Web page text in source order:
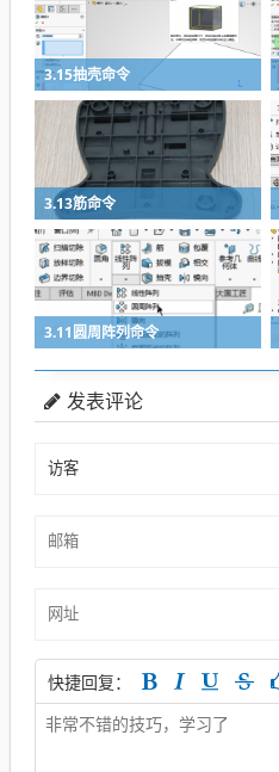
3.15抽壳命令
3.13筋命令
3.11圆周阵列命令
发表评论
快捷回复：